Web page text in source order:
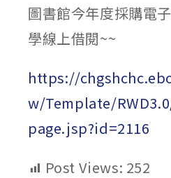
圖書館今年度採購電
學線上借閱~~
https://
w/Template/
page.jsp?id=2116
Post Views: 252